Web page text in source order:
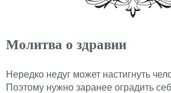
Молитва о здравии
Нередко недуг может настигнуть
Поэтому нужно заранее оградить